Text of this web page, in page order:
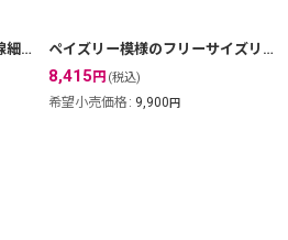
レースのリボンのリング｜銀線細工・フィリグリーで仕上げた美しい透かし模様がワンポイント・シルバーリング【silver925】 ペイズリー模様のフリーサイズリング｜銀線細工の大きなワンポイントの指輪【金属アレルギーの方に配慮したニッケルフリー加工】
8,415 円 (税込)
希望小売価格 : 9,900円